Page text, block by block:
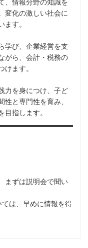
、情報分野の知識を
変化の激しい社会に
す。
学び、企業経営を支
がら、会計・税務の
ます。
力を身につけ、子ど
性と専門性を育み、
指します。
まずは説明会で聞い
ては、早めに情報を得